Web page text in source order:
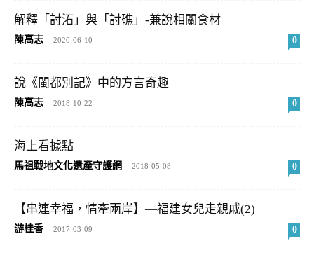
解釋「討沰」與「討礁」-兼說相關食材
陳高志 - 2020-06-10 0
說《閩都別記》中的方言奇趣
陳高志 - 2018-10-22 0
海上看據點
馬祖戰地文化遺產守護網 - 2018-05-08 0
【串連幸福，情牽兩岸】—福建女兒走親戚(2)
游桂香 - 2017-03-09 0